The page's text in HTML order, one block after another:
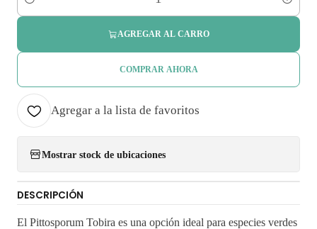
Cantidad
AGREGAR AL CARRO
COMPRAR AHORA
Agregar a la lista de favoritos
Mostrar stock de ubicaciones
DESCRIPCIÓN
El Pittosporum Tobira es una opción ideal para especies verdes